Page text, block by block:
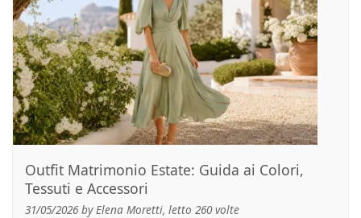
Outfit Matrimonio Estate: Guida ai Colori,
Tessuti e Accessori
31/05/2026 by Elena Moretti, letto 260 volte